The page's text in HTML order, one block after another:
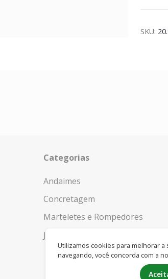
SKU:
Categorias
Andaimes
Concretagem
Marteletes e Rompedores
Jardinagem
Utilizamos cookies para melhorar
navegando, você concorda com a